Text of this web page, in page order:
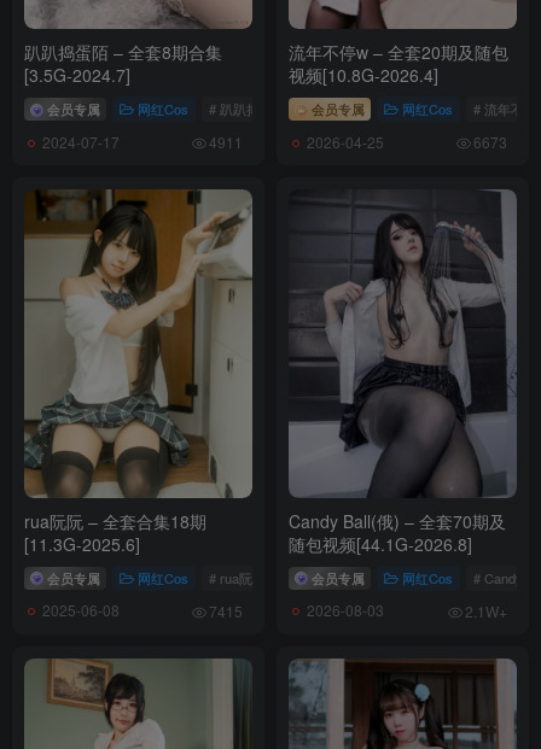
096.[KIMLEMON] Banhee – Vol.03[57P-411.1M]
[1.16]
095.[KIMLEMON] JENN – Vol.2 [78P-430MB]
094.[KIMLEMON] Bunny Chaeri – Vol.03 [61P-353MB]
093.[KIMLEMON] HANNAH – Vol.03 [91P-493MB]
092.[KIMLEMON] SANDEUL – Vol.03 [45P-208MB]
[10.30]
091.[KIMLEMON] HYEONAH – Vol.02 [66P-446MB]
[10.6]
090.[KIMLEMON] HYEONAH – Vol.01 [45P-366MB]
089.[KIMLEMON] Momori – Vol.01 [77P-414MB]
趴趴捣蛋陌 – 全套8期合集
[3.5G-2024.7]
会员专属 网红Cos # 趴趴捣蛋陌
2024-07-17 4911
流年不停w – 全套20期及随包
视频[10.8G-2026.4]
会员专属 网红Cos # 流年不停
2026-04-25 6673
rua阮阮 – 全套合集18期
[11.3G-2025.6]
会员专属 网红Cos # rua阮阮
2025-06-08 7415
Candy Ball(俄) – 全套70期及
随包视频[44.1G-2026.8]
会员专属 网红Cos # Candy
2026-08-03 2.1W+